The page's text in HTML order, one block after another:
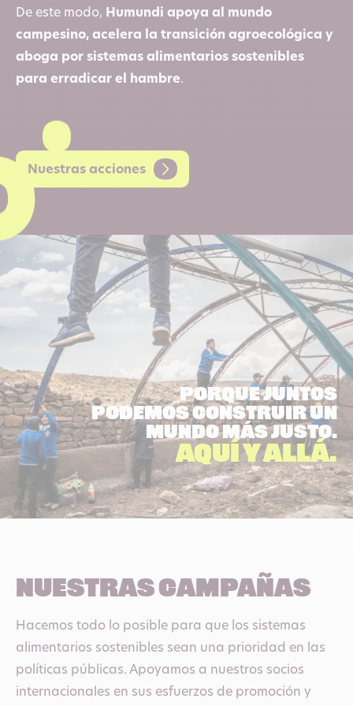
De este modo, Humundi apoya al mundo
campesino, acelera la transición agroecológica y
aboga por sistemas alimentarios sostenibles
para erradicar el hambre.
Nuestras acciones
Porque juntos
podemos construir un
mundo más justo.
Aquí y allá.
Nuestras campañas
Hacemos todo lo posible para que los sistemas
alimentarios sostenibles sean una prioridad en las
políticas públicas. Apoyamos a nuestros socios
internacionales en sus esfuerzos de promoción y